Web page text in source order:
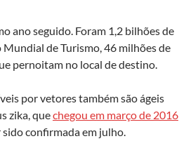
ano seguido. Foram 1,2 bilhões de
de Turismo, 46 milhões de
pernoitam no local de destino.
por vetores também são ágeis
zika, quechegou em março de 2016
confirmada em julho.